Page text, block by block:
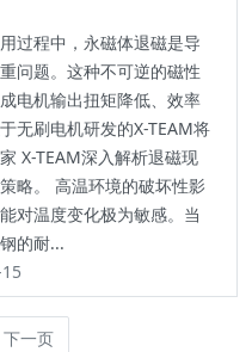
过程中，永磁体退磁是导
问题。这种不可逆的磁性
电机输出扭矩降低、效率
无刷电机研发的X-TEAM将
X-TEAM深入解析退磁现
略。 高温环境的破坏性影
对温度变化极为敏感。当
的耐...
下一页